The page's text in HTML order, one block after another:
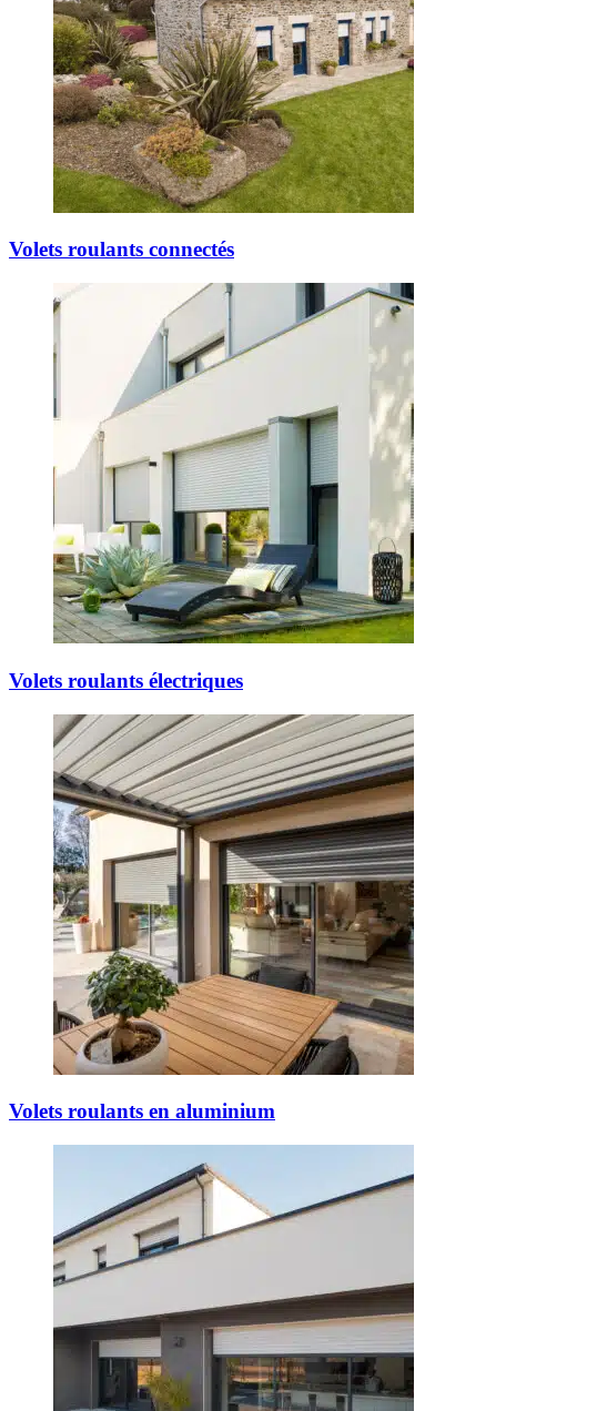
Volets roulants connectés
Volets roulants électriques
Volets roulants en aluminium